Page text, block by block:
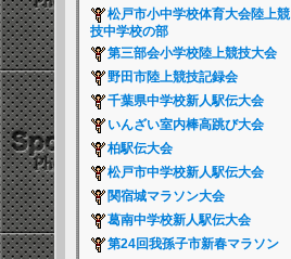
松戸市小中学校体育大会陸上競
技中学校の部
第三部会小学校陸上競技大会
野田市陸上競技記録会
千葉県中学校新人駅伝大会
いんざい室内棒高跳び大会
柏駅伝大会
松戸市中学校新人駅伝大会
関宿城マラソン大会
葛南中学校新人駅伝大会
第24回我孫子市新春マラソン